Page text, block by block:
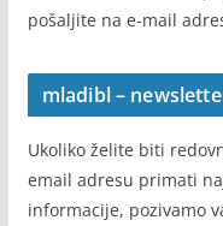
pošaljite na e-mail
mladibl –
Ukoliko želite biti
email adresu primati
informacije, pozivamo